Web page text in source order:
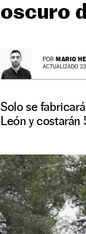
oscuro
POR MARIO
ACTUALIZADO
Solo se
León y costarán